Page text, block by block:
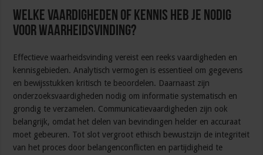
Welke vaardigheden of kennis heb je nodig
voor waarheidsvinding?
Effectieve waarheidsvinding vereist een reeks vaardigheden en
kennisgebieden. Analytisch vermogen is essentieel om gegevens
en bewijsstukken kritisch te beoordelen. Daarnaast zijn
onderzoeksvaardigheden nodig om informatie systematisch en
grondig te verzamelen. Communicatievaardigheden zijn ook
belangrijk, omdat het delen van bevindingen helder en accuraat
moet gebeuren. Tot slot vergroot ethisch bewustzijn de integriteit
van het proces door belangenconflicten en partijdigheid te